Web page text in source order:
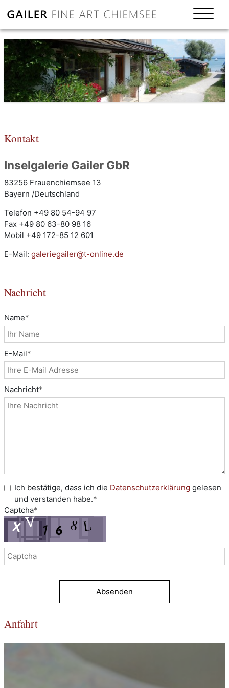
Kontakt
Inselgalerie Gailer GbR
83256 Frauenchiemsee 13
Bayern /Deutschland
Telefon +49 80 54-94 97
Fax +49 80 63-80 98 16
Mobil +49 172-85 12 601
E-Mail: galeriegailer@t-online.de
Nachricht
Name*
E-Mail*
Nachricht*
Ich bestätige, dass ich die Datenschutzerklärung gelesen
und verstanden habe.*
Captcha*
Absenden
Anfahrt